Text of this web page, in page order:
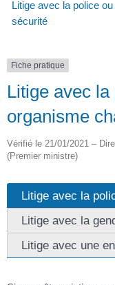
Litige avec la police
sécurité
Fiche pratique
Litige avec
organisme
Vérifié le 21/01/2021 –
(Premier ministre)
Litige avec la
Litige avec la
Litige avec une